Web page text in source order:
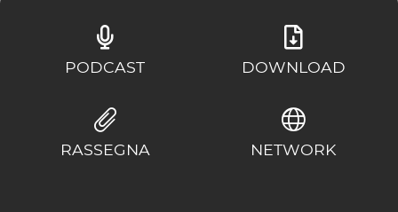
PODCAST DOWNLOAD
RASSEGNA NETWORK